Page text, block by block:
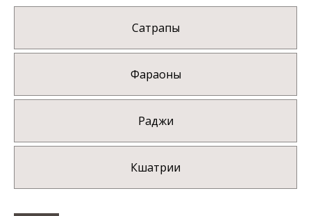
Сатрапы
Фараоны
Раджи
Кшатрии